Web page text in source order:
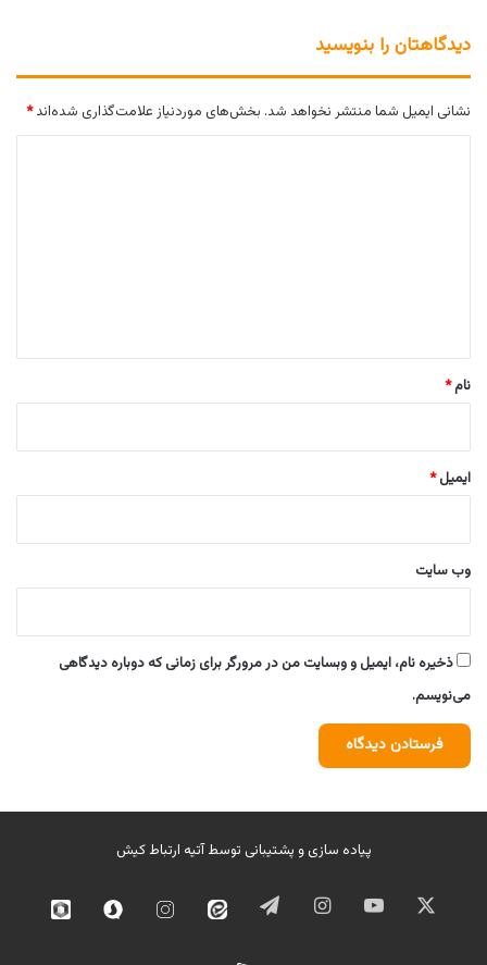
دیدگاهتان را بنویسید
نشانی ایمیل شما منتشر نخواهد شد. بخش‌های موردنیاز علامت‌گذاری شده‌اند*
نام*
ایمیل*
وب‌ سایت
ذخیره نام، ایمیل و وبسایت من در مرورگر برای زمانی که دوباره دیدگاهی
می‌نویسم.
پیاده سازی و پشتیبانی توسطآتیه ارتباط کیش
ایکس یوتیوب اینستاگرامتلگرام ایتا
اینستاگرامسروش